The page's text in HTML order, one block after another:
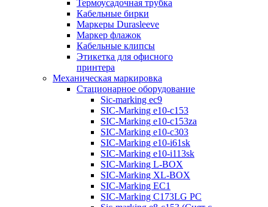
Термоусадочная трубка
Кабельные бирки
Маркеры Durasleeve
Маркер флажок
Кабельные клипсы
Этикетка для офисного
принтера
Механическая маркировка
Стационарное оборудование
Sic-marking ec9
SIC-Marking e10-c153
SIC-Marking e10-c153za
SIC-Marking e10-c303
SIC-Marking e10-i61sk
SIC-Marking e10-i113sk
SIC-Marking L-BOX
SIC-Marking XL-BOX
SIC-Marking EC1
SIC-Marking C173LG PC